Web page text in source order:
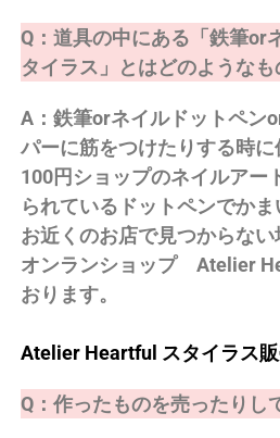
Q：道具の中にある「鉄筆or
タイラス」とはどのようなも
A：鉄筆orネイルドットペン
パーに筋をつけたりする時に
100円ショップのネイルアー
られているドットペンでかま
お近くのお店で見つからな
オンランショップ Atelier
おります。
Atelier Heartful スタイラス
Q：作ったものを売ったりし